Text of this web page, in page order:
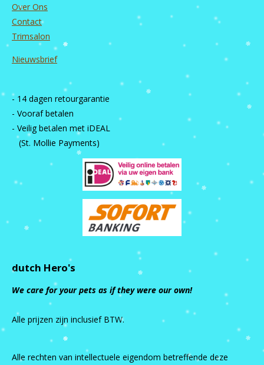
Over Ons
Contact
Trimsalon
Nieuwsbrief
- 14 dagen retourgarantie
- Vooraf betalen
- Veilig betalen met iDEAL
(St. Mollie Payments)
dutch Hero's
We care for your pets as if they were our own!
Alle prijzen zijn inclusief BTW.
Alle rechten van intellectuele eigendom betreffende deze